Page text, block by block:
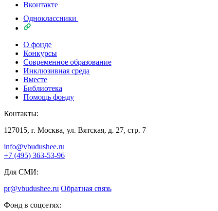
Вконтакте
Одноклассники
О фонде
Конкурсы
Современное образование
Инклюзивная среда
Вместе
Библиотека
Помощь фонду
Контакты:
127015, г. Москва, ул. Вятская, д. 27, стр. 7
info@vbudushee.ru
+7 (495) 363-53-96
Для СМИ:
pr@vbudushee.ru Обратная связь
Фонд в соцсетях: